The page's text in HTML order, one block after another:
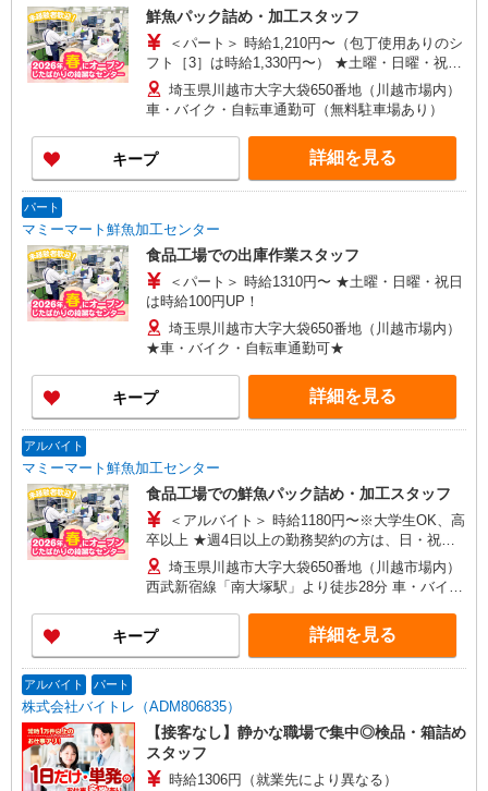
鮮魚パック詰め・加工スタッフ
＜パート＞ 時給1,210円〜（包丁使用ありのシ
フト［3］は時給1,330円〜） ★土曜・日曜・祝日
は時給100円UP！
埼玉県川越市大字大袋650番地（川越市場内）
車・バイク・自転車通勤可（無料駐車場あり）
キープ 詳細を見る
パート
マミーマート鮮魚加工センター
食品工場での出庫作業スタッフ
＜パート＞ 時給1310円〜 ★土曜・日曜・祝日
は時給100円UP！
埼玉県川越市大字大袋650番地（川越市場内）
★車・バイク・自転車通勤可★
キープ 詳細を見る
アルバイト
マミーマート鮮魚加工センター
食品工場での鮮魚パック詰め・加工スタッフ
＜アルバイト＞ 時給1180円〜※大学生OK、高
卒以上 ★週4日以上の勤務契約の方は、日・祝日
は時給100円UP！
埼玉県川越市大字大袋650番地（川越市場内）
西武新宿線「南大塚駅」より徒歩28分 車・バイ
キープ 詳細を見る
アルバイト パート
株式会社バイトレ（ADM806835）
【接客なし】静かな職場で集中◎検品・箱詰め
スタッフ
時給1306円（就業先により異なる）